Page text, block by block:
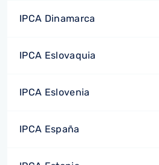
IPCA Dinamarca
IPCA Eslovaquia
IPCA Eslovenia
IPCA España